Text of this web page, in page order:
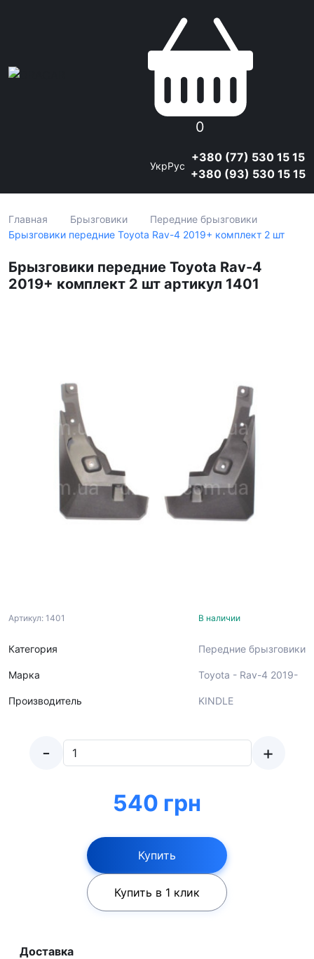
0
УкрРус
+380 (77) 530 15 15
+380 (93) 530 15 15
Главная Брызговики
Передние брызговики
Брызговики передние Toyota Rav-4 2019+ комплект 2 шт
Брызговики передние Toyota Rav-4
2019+ комплект 2 шт артикул 1401
Артикул: 1401
Категория
Марка
Производитель
В наличии
Передние брызговики
Toyota - Rav-4 2019-
KINDLE
- +
540 грн
Купить
Купить в 1 клик
Доставка